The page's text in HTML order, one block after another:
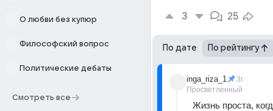
О любви без купюр
Философский вопрос
Политические дебаты
Смотреть все
3 25
По дате По рейтингу
inga_riza_1
Просветленный
3г
Жизнь проста,